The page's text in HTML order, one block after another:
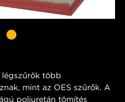
több
mint az OES szűrők. A
poliuretán tömítés